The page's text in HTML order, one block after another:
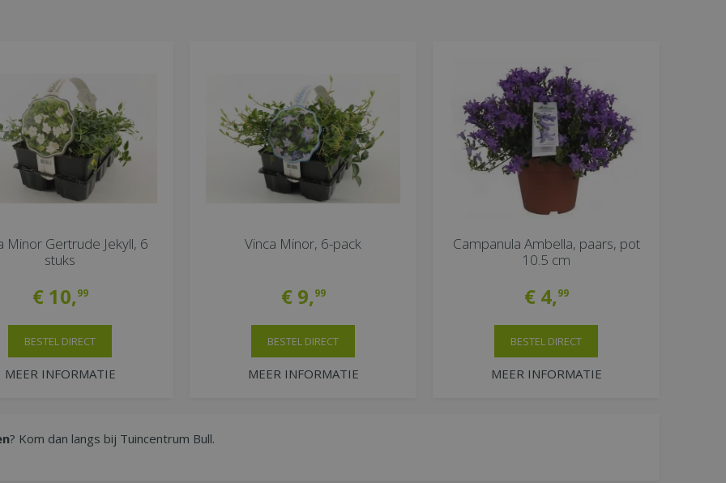
Minor Gertrude Jekyll, 6
stuks
€ 10,99
MEER INFORMATIE
BESTEL DIRECT
Vinca Minor, 6-pack
€ 9,99
MEER INFORMATIE
BESTEL DIRECT
Campanula Ambella, paars, pot
10.5 cm
€ 4,99
MEER INFORMATIE
BESTEL DIRECT
? Kom dan langs bij Tuincentrum Bull.